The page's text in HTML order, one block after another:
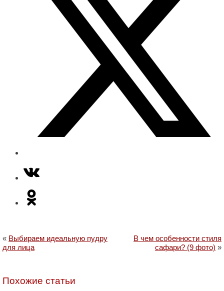
« Выбираем идеальную пудру
для лица
В чем особенности стиля
сафари? (9 фото) »
Похожие статьи